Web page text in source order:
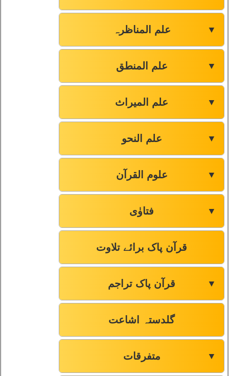
علم المناظرہ ▼
علم المنطق ▼
علم المیراث ▼
علم النحو ▼
علوم القرآن ▼
فتاوٰی ▼
قرآن پاک برائے تلاوت
قرآن پاک تراجم ▼
گلدستہ اشاعت
متفرقات ▼